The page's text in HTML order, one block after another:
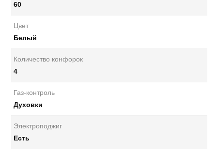
60
Цвет
Белый
Количество конфорок
4
Газ-контроль
Духовки
Электроподжиг
Есть